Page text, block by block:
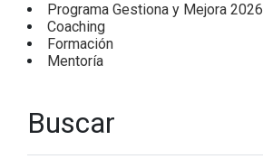
Programa Gestiona y Mejora 2026
Coaching
Formación
Mentoría
Buscar